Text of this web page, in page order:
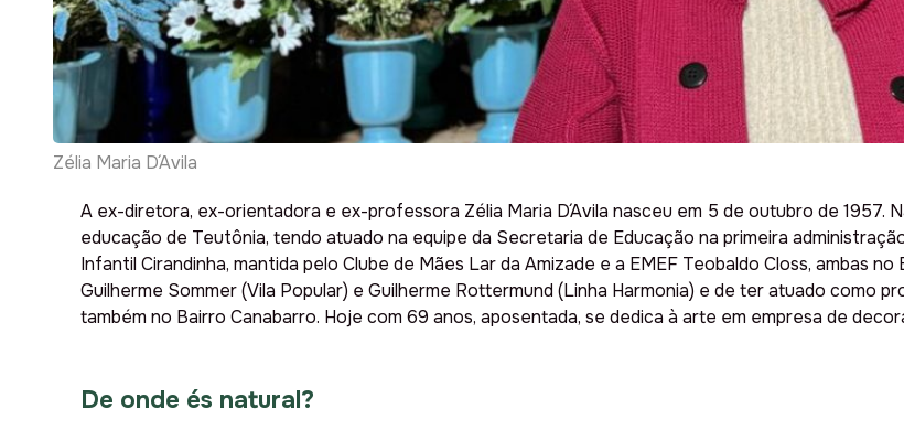
Zélia Maria D´Avila
A ex-diretora, ex-orientadora e ex-professora Zélia Maria D´Avila nasceu em 5 de outubro de 1957.
educação de Teutônia, tendo atuado na equipe da Secretaria de Educação na primeira
Infantil Cirandinha, mantida pelo Clube de Mães Lar da Amizade e a EMEF Teobaldo Closs, ambas
Guilherme Sommer (Vila Popular) e Guilherme Rottermund (Linha Harmonia) e de ter atuado como
também no Bairro Canabarro. Hoje com 69 anos, aposentada, se dedica à arte em empresa de
De onde és natural?